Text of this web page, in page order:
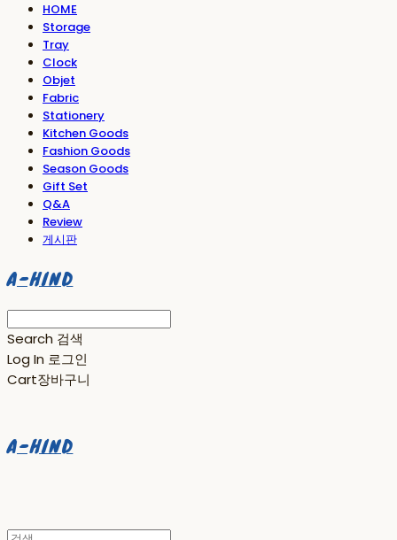
HOME
Storage
Tray
Clock
Objet
Fabric
Stationery
Kitchen Goods
Fashion Goods
Season Goods
Gift Set
Q&A
Review
게시판
A-HIND
Search 검색
Log In 로그인
Cart장바구니
A-HIND